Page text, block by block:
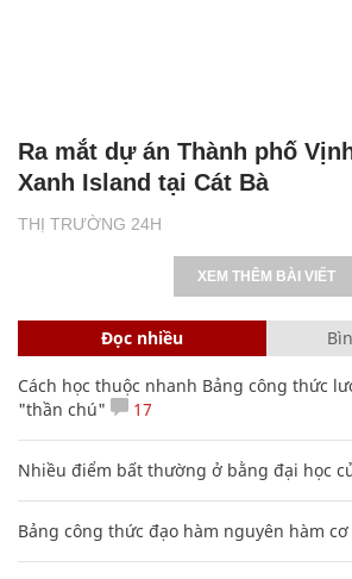
THỊ TRƯỜNG 24H
Ra mắt dự án Thành phố
Xanh Island tại Cát Bà
XEM THÊM BÀI VIẾT
Đọc nhiều
Cách học thuộc nhanh Bảng công thức
"thần chú"
17
Nhiều điểm bất thường ở bằng đại học
Bảng công thức đạo hàm nguyên hàm